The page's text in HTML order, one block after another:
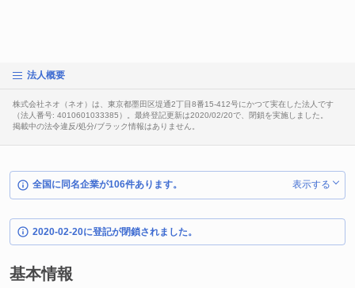
法人概要
株式会社ネオ（ネオ）は、東京都墨田区堤通2丁目8番15-412号にかつて実在した法人です
（法人番号: 4010601033385）。最終登記更新は2020/02/20で、閉鎖を実施しました。
掲載中の法令違反/処分/ブラック情報はありません。
全国に同名企業が106件あります。 表示する
2020-02-20に登記が閉鎖されました。
基本情報